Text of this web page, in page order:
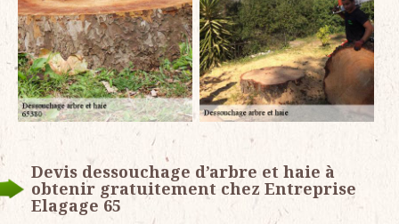
Devis dessouchage d’arbre et haie à
obtenir gratuitement chez Entreprise
Elagage 65